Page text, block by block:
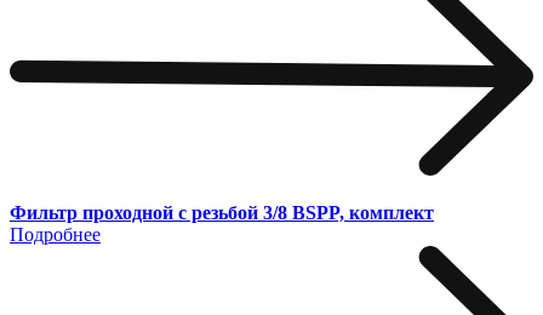
Фильтр проходной с резьбой 3/8 BSPP, комплект
Подробнее